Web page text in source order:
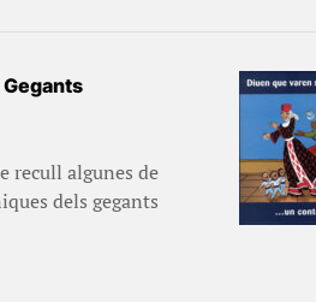
recull algunes de
dels gegants